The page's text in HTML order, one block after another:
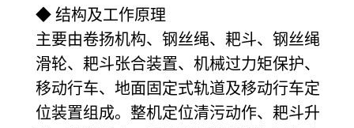
◆ 结构及工作原理
主要由卷扬机构、钢丝绳、耙斗、钢丝绳
滑轮、耙斗张合装置、机械过力矩保护、
移动行车、地面固定式轨道及移动行车定
位装置组成。整机定位清污动作、耙斗升